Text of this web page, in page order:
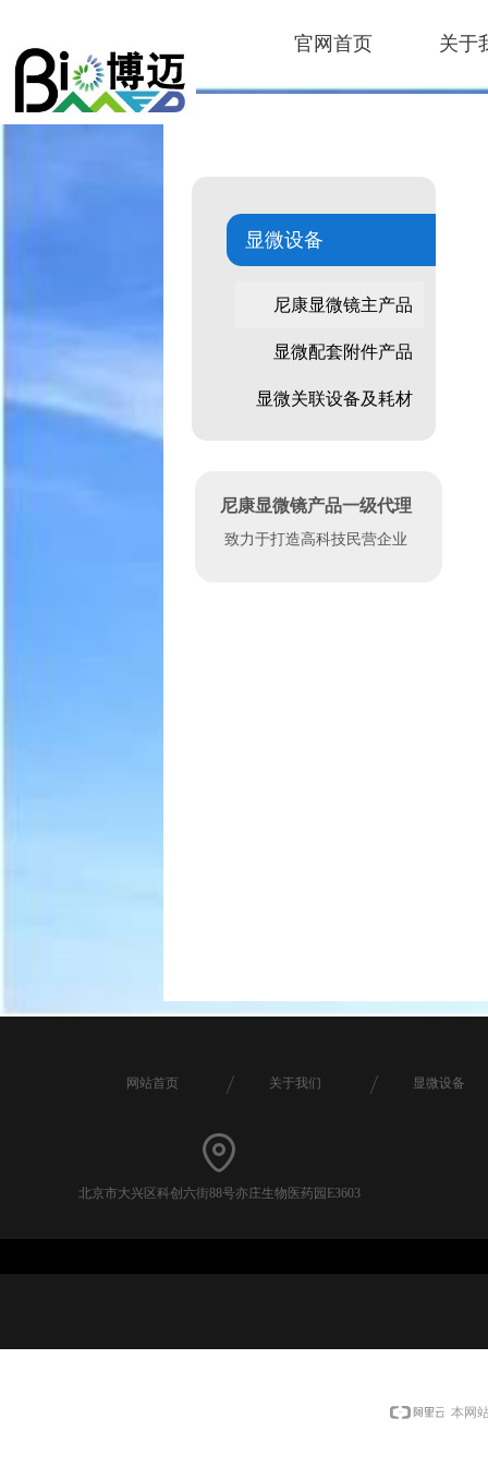
官网首页 关于
显微设备
尼康显微镜主产品
显微配套附件产品
显微关联设备及耗材
尼康显微镜产品一级代理
致力于打造高科技民营企业
北京市大兴区科创六街88号亦庄生物医药园E3603
网站首页 关于我们 显微设备
本网